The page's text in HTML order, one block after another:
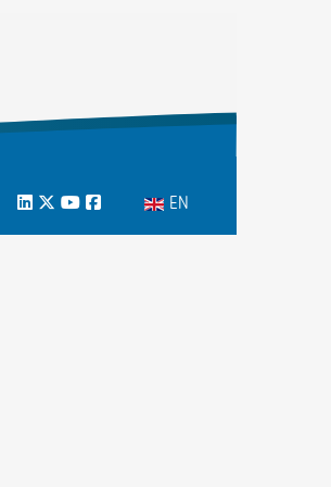
LinkedIn
Twitter
Youtube
Facebook
Select your language
EN